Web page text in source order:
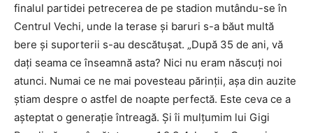
finalul partidei petrecerea de pe stadion mutându-se în
Centrul Vechi, unde la terase și baruri s-a băut multă
bere și suporterii s-au descătușat. „După 35 de ani, vă
dați seama ce înseamnă asta? Nici nu eram născuți noi
atunci. Numai ce ne mai povesteau părinții, așa din auzite
știam despre o astfel de noapte perfectă. Este ceva ce a
așteptat o generație întreagă. Și îi mulțumim lui Gigi